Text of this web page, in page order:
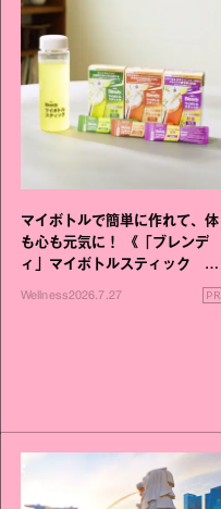
マイボトルで簡単に作れて、体
も心も元気に！ 《「ブレンデ
ィ」マイボトルスティック い
いこと毎日》シリーズが誕生
Wellness2026.7.27 PR